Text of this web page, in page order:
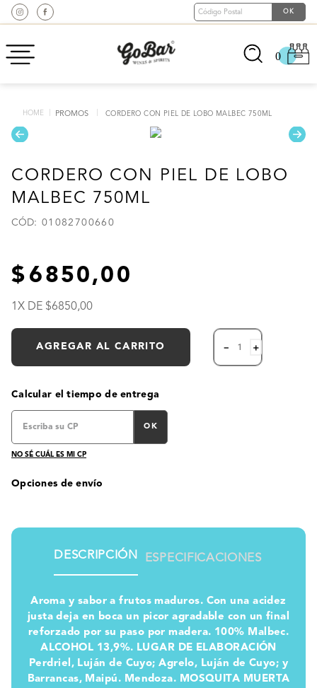
0
PROMOS CORDERO CON PIEL DE LOBO MALBEC 750ML
CORDERO CON PIEL DE LOBO
MALBEC 750ML
: 01082700660
6850,00
1 X DE 6850,00
AGREGAR AL CARRITO ＋
－
Calcular el tiempo de entrega
OK
NO SÉ CUÁL ES MI CP
Opciones de envío
DESCRIPCIÓN ESPECIFICACIONES
Aroma y sabor a frutos maduros. Con una acidez
justa deja en boca un picor agradable con un final
reforzado por su paso por madera. 100% Malbec.
ALCOHOL 13,9%. LUGAR DE ELABORACIÓN
Perdriel, Luján de Cuyo; Agrelo, Luján de Cuyo; y
Barrancas, Maipú. Mendoza. MOSQUITA MUERTA